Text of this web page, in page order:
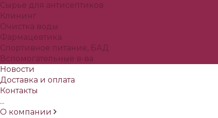
Сырье для антисептиков
Клининг
Очистка воды
Фармацевтика
Спортивное питание, БАД
Вспомогательные в-ва
Новости
Доставка и оплата
Контакты
...
О компании